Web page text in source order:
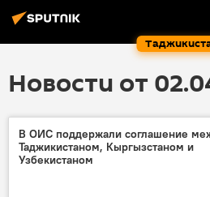
Новости от
В ОИС поддержали соглашение
Таджикистаном, Кыргызстаном и
Узбекистаном